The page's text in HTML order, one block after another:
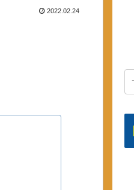
2022.02.24